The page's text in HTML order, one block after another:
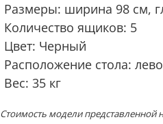
Размеры: ширина 98 см,
Количество ящиков: 5
Цвет: Черный
Расположение стола:
Вес: 35 кг
Стоимость модели представленной